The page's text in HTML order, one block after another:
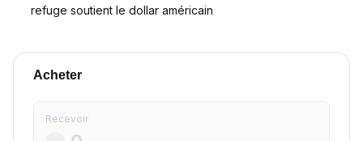
refuge soutient le dollar américain
Acheter
Recevoir